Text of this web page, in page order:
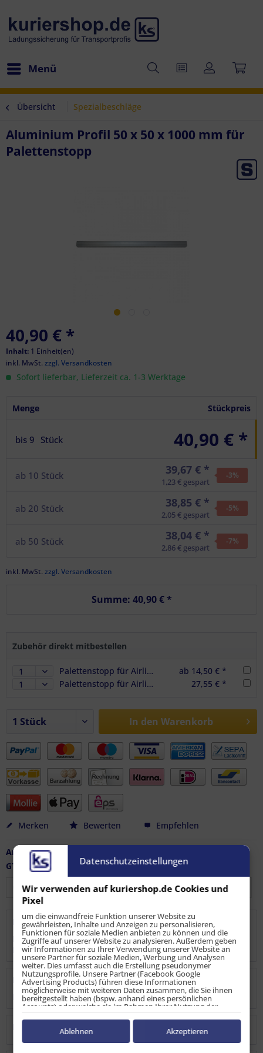
Menü
Übersicht Spezialbeschläge
Aluminium Profil 50 x 50 x 1000 mm für
Palettenstopp
40,90 € *
Inhalt: 1 Einheit(en)
inkl. MwSt. zzgl. Versandkosten
Sofort lieferbar, Lieferzeit ca. 1-3 Werktage
Menge Stückpreis
bis 9 Stück 40,90 € *
ab 10 Stück 39,67 € *
1,23 € gespart
-3%
ab 20 Stück 38,85 € *
2,05 € gespart
-5%
ab 50 Stück 38,04 € *
2,86 € gespart
-7%
inkl. MwSt. zzgl. Versandkosten
Summe: 40,90 €*
Zubehör direkt mitbestellen
Palettenstopp für Airlineschiene, seitengleich, universell einsetzbar
ab 14,50 € *
Palettenstopp für Airlineschiene im 2er Set, seitengleich, universell einsetzbar
27,55 € *
In den Warenkorb
Merken Bewerten Empfehlen
Artikel-Nr.:
GTIN / EAN:
4251915902422
Beschreibung
Mit diesem Aluminiumprofil in Kombination mit unserem
Palettenstopp für Airlineschienen...mehr
Bewertungen
0
Bewertungen lesen, schreiben und diskutieren...mehr
Datenschutzeinstellungen
Wir verwenden auf kuriershop.de Cookies und
Pixel
um die einwandfreie Funktion unserer Website zu
gewährleisten, Inhalte und Anzeigen zu personalisieren,
Funktionen für soziale Medien anbieten zu können und die
Zugriffe auf unserer Website zu analysieren. Außerdem geben
wir Informationen zu Ihrer Verwendung unserer Website an
unsere Partner für soziale Medien, Werbung und Analysen
weiter. Dies umfasst auch die Erstellung pseudonymer
Nutzungsprofile. Unsere Partner (Facebook Google
Advertising Products) führen diese Informationen
möglicherweise mit weiteren Daten zusammen, die Sie ihnen
bereitgestellt haben (bspw. anhand eines persönlichen
Accounts) oder welche sie im Rahmen Ihrer Nutzung der
Dienste gesammelt haben (bspw. Nutzungsdaten anderer
Geräte). Ihre Einwilligung zur Nutzung von Cookies und Pixeln
können Sie jederzeit widerrufen, indem Sie auf den
Datenschutz-Button links unten klicken und dort die
Ablehnen Akzeptieren